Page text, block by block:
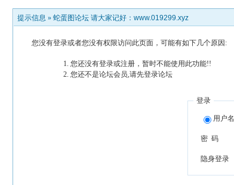
提示信息 » 蛇蛋图论坛 请大家记好：www.019299.xyz
您没有登录或者您没有权限访问此页面，可能有如下几个原因:
您还没有登录或注册，暂时不能使用此功能!!
您还不是论坛会员,请先登录论坛
登录
用户名
密 码
隐身登录